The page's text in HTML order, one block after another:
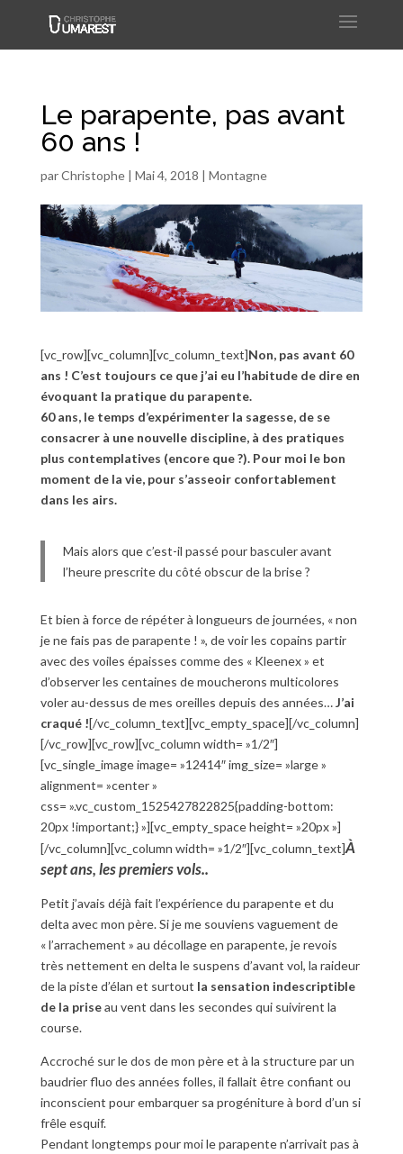
Le parapente, pas avant
60 ans !
parChristophe| Mai 4, 2018 | Montagne
[vc_row][vc_column][vc_column_text]Non, pas avant 60
ans ! C’est toujours ce que j’ai eu l’habitude de dire en
évoquant la pratique du parapente.
60 ans, le temps d’expérimenter la sagesse, de se
consacrer à une nouvelle discipline, à des pratiques
plus contemplatives (encore que ?). Pour moi le bon
moment de la vie, pour s’asseoir confortablement
dans les airs.
Mais alors que c’est-il passé pour basculer avant
l’heure prescrite du côté obscur de la brise ?
Et bien à force de répéter à longueurs de journées, « non
je ne fais pas de parapente ! », de voir les copains partir
avec des voiles épaisses comme des « Kleenex » et
d’observer les centaines de moucherons multicolores
voler au-dessus de mes oreilles depuis des années…J’ai
craqué ![/vc_column_text][vc_empty_space][/vc_column]
[/vc_row][vc_row][vc_column width= »1/2″]
[vc_single_image image= »12414″ img_size= »large »
alignment= »center »
css= ».vc_custom_1525427822825{padding-bottom:
20px !important;} »][vc_empty_space height= »20px »]
[/vc_column][vc_column width= »1/2″][vc_column_text]À
sept ans, les premiers vols..
Petit j’avais déjà fait l’expérience du parapente et du
delta avec mon père. Si je me souviens vaguement de
« l’arrachement » au décollage en parapente, je revois
très nettement en delta le suspens d’avant vol, la raideur
de la piste d’élan et surtout la sensation indescriptible
de la priseau vent dans les secondes qui suivirent la
course.
Accroché sur le dos de mon père et à la structure par un
baudrier fluo des années folles, il fallait être confiant ou
inconscient pour embarquer sa progéniture à bord d’un si
frêle esquif.
Pendant longtemps pour moi le parapente n’arrivait pas à